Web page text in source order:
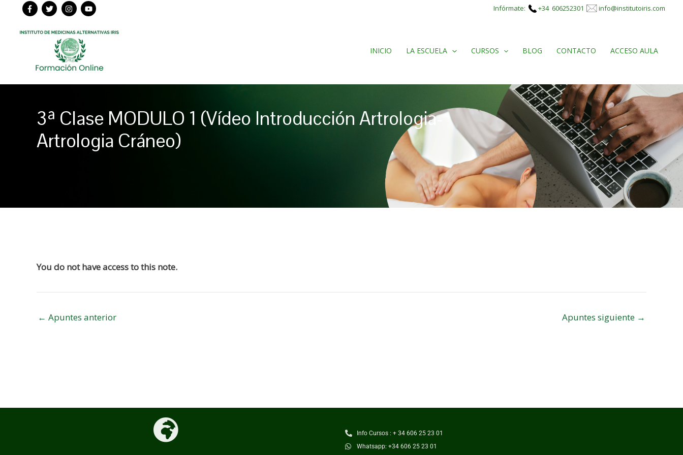
contenido
Infórmate: +34 606252301 info@institutoiris.com
INICIO LA ESCUELA CURSOS BLOG CONTACTO ACCESO AULA
3ª Clase MODULO 1 (Vídeo Introducción Artrologia-
Artrologia Cráneo)
You do not have access to this note.
de
← Apuntes anterior Apuntes siguiente →
Info Cursos : + 34 606 25 23 01
Whatsapp: +34 606 25 23 01